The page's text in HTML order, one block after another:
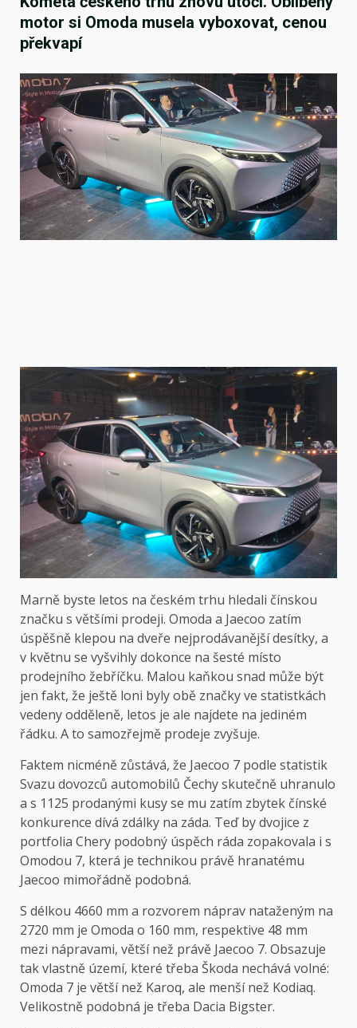
motor si Omoda musela vyboxovat, cenou
překvapí
Marně byste letos na českém trhu hledali čínskou
značku s většími prodeji. Omoda a Jaecoo zatím
úspěšně klepou na dveře nejprodávanější desítky, a
v květnu se vyšvihly dokonce na šesté místo
prodejního žebříčku. Malou kaňkou snad může být
jen fakt, že ještě loni byly obě značky ve statistkách
vedeny odděleně, letos je ale najdete na jediném
řádku. A to samozřejmě prodeje zvyšuje.
Faktem nicméně zůstává, že Jaecoo 7 podle statistik
Svazu dovozců automobilů Čechy skutečně uhranulo
a s 1125 prodanými kusy se mu zatím zbytek čínské
konkurence dívá zdálky na záda. Teď by dvojice z
portfolia Chery podobný úspěch ráda zopakovala i s
Omodou 7, která je technikou právě hranatému
Jaecoo mimořádně podobná.
S délkou 4660 mm a rozvorem náprav nataženým na
2720 mm je Omoda o 160 mm, respektive 48 mm
mezi nápravami, větší než právě Jaecoo 7. Obsazuje
tak vlastně území, které třeba Škoda nechává volné:
Omoda 7 je větší než Karoq, ale menší než Kodiaq.
Velikostně podobná je třeba Dacia Bigster.